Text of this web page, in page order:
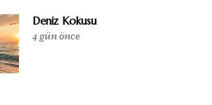
Deniz Kokusu
4 gün önce